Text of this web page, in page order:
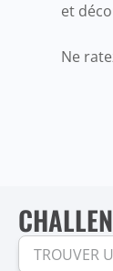
et
Ne